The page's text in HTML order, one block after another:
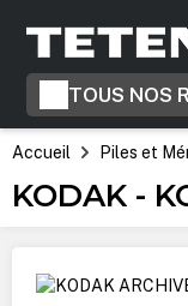
Passer à
TOUS NOS
Accueil Piles et
KODAK -
Ignorer la galerie